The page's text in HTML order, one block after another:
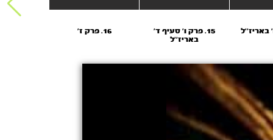
15. פרק ו’ סעיף ד’
באריז’’ל
16. פרק ז'